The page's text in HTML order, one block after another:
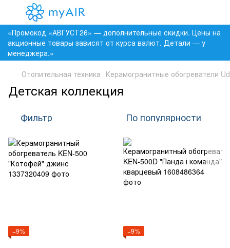
«Промокод «АВГУСТ26» — дополнительные скидки. Цены на
акционные товары зависят от курса валют. Детали — у
менеджера.»
Отопительная техника Керамогранитные обогреватели
Детская коллекция
Фильтр По популярности
−9% −9%